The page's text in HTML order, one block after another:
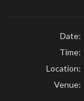
Date:
Time:
Location:
Venue: